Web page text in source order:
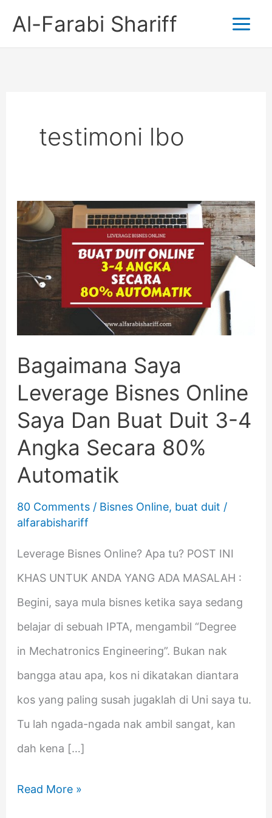
Al-Farabi Shariff
testimoni lbo
Bagaimana Saya
Leverage Bisnes Online
Saya Dan Buat Duit 3-4
Angka Secara 80%
Automatik
80 Comments / Bisnes Online, buat duit /
alfarabishariff
Leverage Bisnes Online? Apa tu? POST INI
KHAS UNTUK ANDA YANG ADA MASALAH :
Begini, saya mula bisnes ketika saya sedang
belajar di sebuah IPTA, mengambil “Degree
in Mechatronics Engineering”. Bukan nak
bangga atau apa, kos ni dikatakan diantara
kos yang paling susah jugaklah di Uni saya tu.
Tu lah ngada-ngada nak ambil sangat, kan
dah kena […]
Bagaimana
Saya
Leverage
Bisnes
Saya
Dan
Buat
3-
4
Angka
Secara
80%
Automatik
Read More »